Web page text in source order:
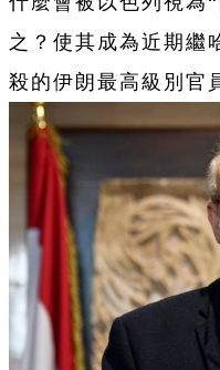
之？使其成為近期繼
殺的伊朗最高級別官